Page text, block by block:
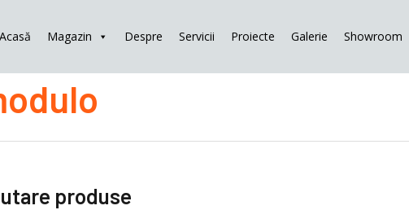
Acasă Magazin Despre Servicii Proiecte Galerie Showroom
produse